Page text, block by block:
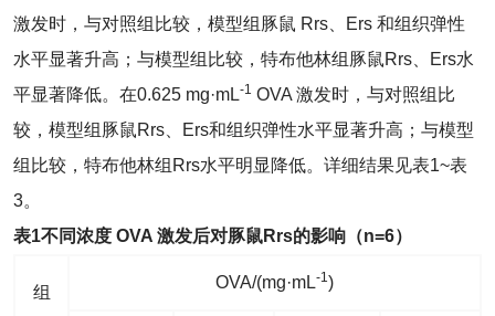
激发时，与对照组比较，模型组豚鼠 Rrs、Ers 和组织弹性
水平显著升高；与模型组比较，特布他林组豚鼠Rrs、Ers水
平显著降低。在0.625 mg·mL-1 OVA 激发时，与对照组比
较，模型组豚鼠Rrs、Ers和组织弹性水平显著升高；与模型
组比较，特布他林组Rrs水平明显降低。详细结果见表1~表
3。
表1不同浓度 OVA 激发后对豚鼠Rrs的影响（n=6）
组
OVA/(mg·mL-1)